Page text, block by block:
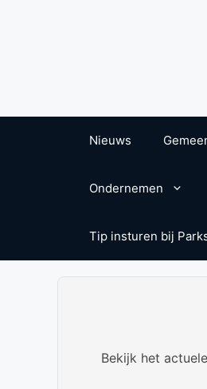
Nieuws
Ondernemen
Tip insturen bij
Bekijk het